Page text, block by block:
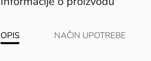
OPIS NAČIN UPOTREBE